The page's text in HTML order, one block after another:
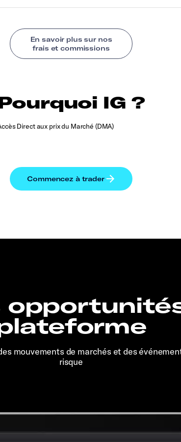
IG ?
Direct aux prix du Marché (DMA)
mouvements de marchés et des
risque